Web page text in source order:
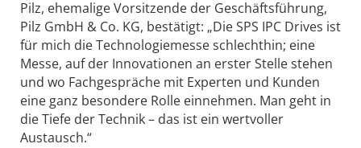
Pilz, ehemalige Vorsitzende der Geschäftsführung,
Pilz GmbH & Co. KG, bestätigt: „Die SPS IPC Drives ist
für mich die Technologiemesse schlechthin; eine
Messe, auf der Innovationen an erster Stelle stehen
und wo Fachgespräche mit Experten und Kunden
eine ganz besondere Rolle einnehmen. Man geht in
die Tiefe der Technik – das ist ein wertvoller
Austausch.“